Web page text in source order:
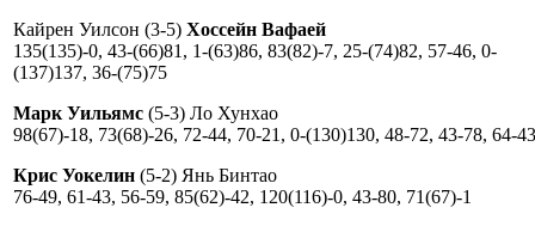
Кайрен Уилсон (3-5) Хоссейн Вафаей
135(135)-0, 43-(66)81, 1-(63)86, 83(82)-7, 25-(74)82, 57-46, 0-
(137)137, 36-(75)75
Марк Уильямс (5-3) Ло Хунхао
98(67)-18, 73(68)-26, 72-44, 70-21, 0-(130)130, 48-72, 43-78, 64-43
Крис Уокелин (5-2) Янь Бинтао
76-49, 61-43, 56-59, 85(62)-42, 120(116)-0, 43-80, 71(67)-1